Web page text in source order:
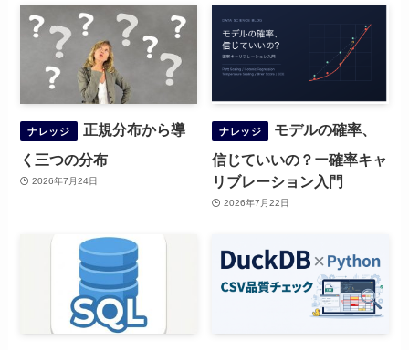
ナレッジ
正規分布から導
く三つの分布
2026年7月24日
ナレッジ
モデルの確率、
信じていいの？ー確率キャ
リブレーション入門
2026年7月22日